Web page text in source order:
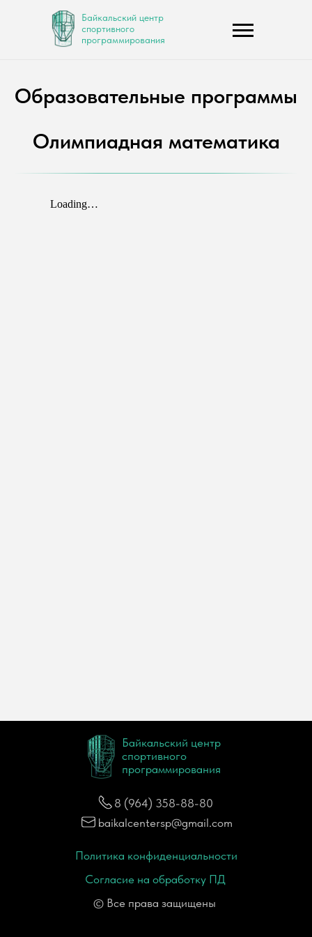
Байкальский центр
спортивного
программирования
Образовательные программы
Олимпиадная математика
© Все права защищены
Байкальский центр
спортивного
программирования
Политика конфиденциальности
Согласие на обработку ПД
8 (964) 358-88-80
baikalcentersp@gmail.com